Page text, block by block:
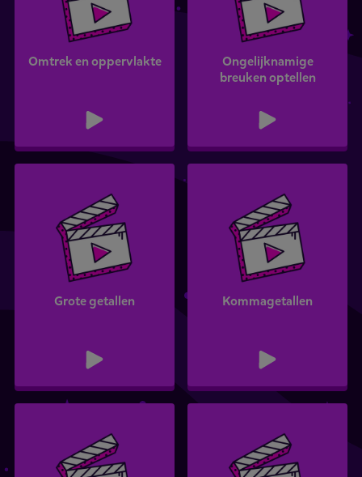
Omtrek en oppervlakte
Ongelijknamige
breuken optellen
Grote getallen Kommagetallen